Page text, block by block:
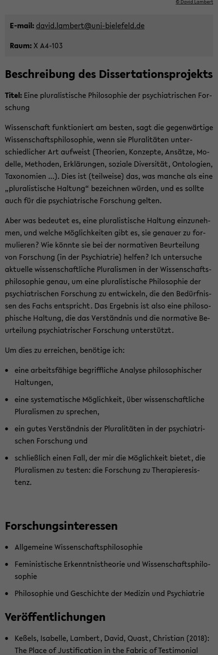
© David Lam­bert
E-​mail:david.lam­bert@uni-​bielefeld.de
Raum:X A4-​103
Be­schrei­bung des Dis­ser­ta­ti­ons­pro­jekts
Titel: Eine plu­ra­lis­ti­sche Phi­lo­so­phie der psych­ia­tri­schen For­
schung
Wis­sen­schaft funk­tio­niert am bes­ten, sagt die ge­gen­wär­ti­ge
Wis­sen­schafts­phi­lo­so­phie, wenn sie Plu­ra­li­tä­ten un­ter­
schied­li­cher Art auf­weist (Theo­rien, Kon­zep­te, An­sät­ze, Mo­
del­le, Me­tho­den, Er­klä­run­gen, so­zia­le Di­ver­si­tät, On­to­lo­gien,
Ta­xo­no­mien …). Dies ist (teil­wei­se) das, was man­che als eine
„plu­ra­lis­ti­sche Hal­tung“ be­zeich­nen wür­den, und es soll­te
auch für die psych­ia­tri­sche For­schung gel­ten.
Aber was be­deu­tet es, eine plu­ra­lis­ti­sche Hal­tung ein­zu­neh­
men, und wel­che Mög­lich­kei­ten gibt es, sie ge­nau­er zu for­
mu­lie­ren? Wie könn­te sie bei der nor­ma­ti­ven Be­ur­tei­lung
von For­schung (in der Psych­ia­trie) hel­fen? Ich un­ter­su­che
ak­tu­el­le wis­sen­schaft­li­che Plu­ra­lis­men in der Wis­sen­schafts­
phi­lo­so­phie genau, um eine plu­ra­lis­ti­sche Phi­lo­so­phie der
psych­ia­tri­schen For­schung zu ent­wi­ckeln, die den Be­dürf­nis­
sen des Fachs ent­spricht. Das Er­geb­nis ist also eine phi­lo­so­
phi­sche Hal­tung, die das Ver­ständ­nis und die nor­ma­ti­ve Be­
ur­tei­lung psych­ia­tri­scher For­schung un­ter­stützt.
Um dies zu er­rei­chen, be­nö­ti­ge ich:
eine ar­beits­fä­hi­ge be­griff­li­che Ana­ly­se phi­lo­so­phi­scher
Hal­tun­gen,
eine sys­te­ma­ti­sche Mög­lich­keit, über wis­sen­schaft­li­che
Plu­ra­lis­men zu spre­chen,
ein gutes Ver­ständ­nis der Plu­ra­li­tä­ten in der psych­ia­tri­
schen For­schung und
schließ­lich einen Fall, der mir die Mög­lich­keit bie­tet, die
Plu­ra­lis­men zu tes­ten: die For­schung zu The­ra­pie­re­sis­
tenz.
For­schungs­in­ter­es­sen
All­ge­mei­ne Wis­sen­schafts­phi­lo­so­phie
Fe­mi­nis­ti­sche Er­kennt­nis­theo­rie und Wis­sen­schafts­phi­lo­
so­phie
Phi­lo­so­phie und Ge­schich­te der Me­di­zin und Psych­ia­trie
Ver­öf­fent­li­chun­gen
Keßels, Isa­bel­le, Lam­bert, David, Quast, Chris­ti­an (2018):
The Place of Ju­sti­fi­ca­ti­on in the Fa­bric of Tes­ti­mo­ni­al